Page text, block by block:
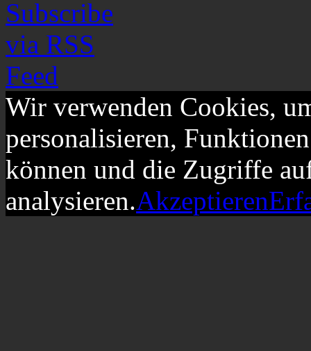
Wir verwenden Cookies,
personalisieren,
können und die Zugriffe
analysieren.Akzeptieren